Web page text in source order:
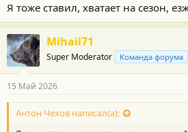
Я тоже ставил, хватает на сезон,
Mihail71
Super Moderator Команда форума
15 Май 2026
Антон Чехов написал(а):